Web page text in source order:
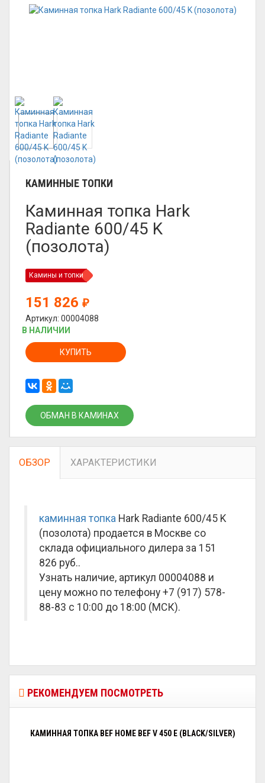
КАМИННЫЕ ТОПКИ
Каминная топка Hark
Radiante 600/45 K
(позолота)
Камины и топки
151 826 ₽
Артикул: 00004088
В НАЛИЧИИ
КУПИТЬ
ОБМАН В КАМИНАХ
ОБЗОР ХАРАКТЕРИСТИКИ
каминная топка Hark Radiante 600/45 K
(позолота) продается в Москве со
склада официального дилера за 151
826 руб..
Узнать наличие, артикул 00004088 и
цену можно по телефону +7 (917) 578-
88-83 с 10:00 до 18:00 (МСК).
РЕКОМЕНДУЕМ ПОСМОТРЕТЬ
КАМИННАЯ ТОПКА BEF HOME BEF V 450 E (BLACK/SILVER)